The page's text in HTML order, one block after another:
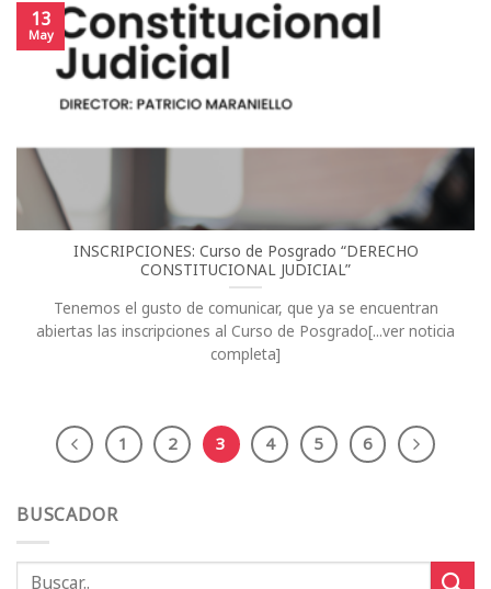
BUSCADOR
INSCRIPCIONES: Curso de Posgrado “DERECHO
CONSTITUCIONAL JUDICIAL”
Tenemos el gusto de comunicar, que ya se encuentran
abiertas las inscripciones al Curso de Posgrado[...ver noticia
completa]
13
May
1 2 3 4 5 6